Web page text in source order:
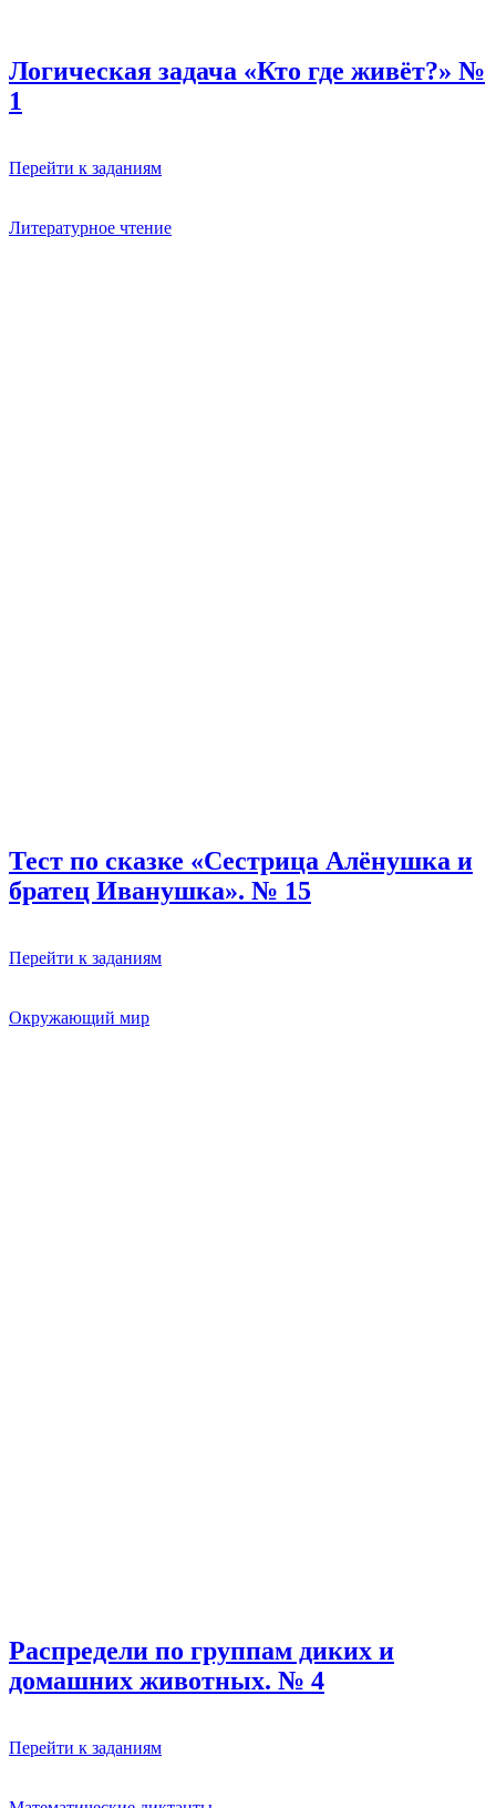
Логическая задача «Кто где живёт?» №
1
Перейти к заданиям
Литературное чтение
Тест по сказке «Сестрица Алёнушка и
братец Иванушка». № 15
Перейти к заданиям
Окружающий мир
Распредели по группам диких и
домашних животных. № 4
Перейти к заданиям